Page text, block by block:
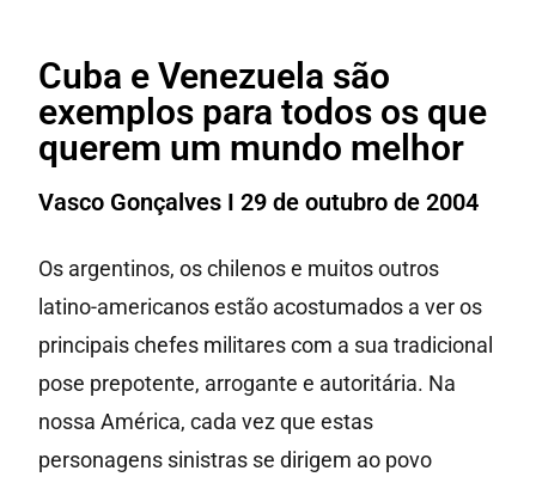
Cuba e Venezuela são
exemplos para todos os que
querem um mundo melhor
Vasco Gonçalves I 29 de outubro de 2004
Os argentinos, os chilenos e muitos outros
latino-americanos estão acostumados a ver os
principais chefes militares com a sua tradicional
pose prepotente, arrogante e autoritária. Na
nossa América, cada vez que estas
personagens sinistras se dirigem ao povo